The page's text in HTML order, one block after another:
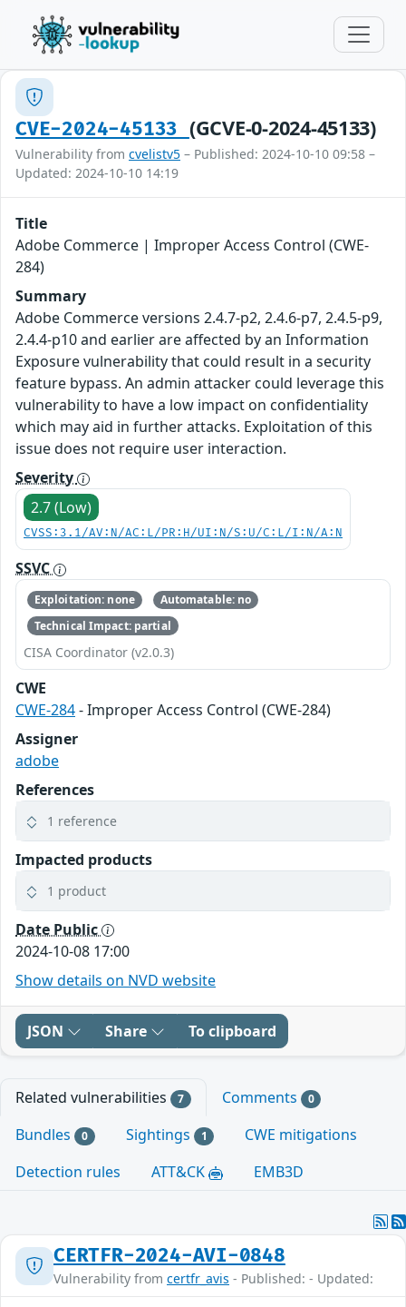
CVE-2024-45133 (GCVE-0-2024-45133)
Vulnerability from cvelistv5 – Published: 2024-10-10 09:58 –
Updated: 2024-10-10 14:19
Title
Adobe Commerce | Improper Access Control (CWE-
284)
Summary
Adobe Commerce versions 2.4.7-p2, 2.4.6-p7, 2.4.5-p9,
2.4.4-p10 and earlier are affected by an Information
Exposure vulnerability that could result in a security
feature bypass. An admin attacker could leverage this
vulnerability to have a low impact on confidentiality
which may aid in further attacks. Exploitation of this
issue does not require user interaction.
Severity
2.7 (Low)
CVSS:3.1/AV:N/AC:L/PR:H/UI:N/S:U/C:L/I:N/A:N
SSVC
Exploitation: none
Automatable: no
Technical Impact: partial
CISA Coordinator (v2.0.3)
CWE
CWE-284- Improper Access Control (CWE-284)
Assigner
adobe
References
1 reference
Impacted products
1 product
Date Public
2024-10-08 17:00
Show details on NVD website
JSON Share To clipboard
Related vulnerabilities 7 Comments 0
Bundles 0 Sightings 1
CWE mitigations
Detection rules
ATT&CK EMB3D
CERTFR-2024-AVI-0848
Vulnerability from certfr_avis - Published: - Updated: